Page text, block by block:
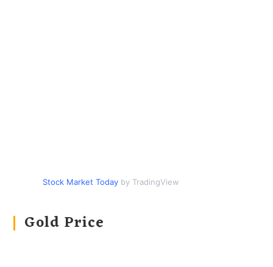
Stock Market Today by TradingView
Gold Price